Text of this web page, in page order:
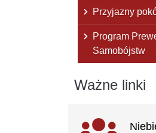
Przyjazny
Program
Samobójstw
Ważne linki
Ważne linki